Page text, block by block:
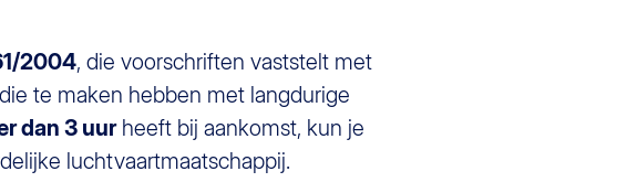
2004, die voorschriften vaststelt met
die te maken hebben met langdurige
dan 3 uurheeft bij aankomst, kun je
luchtvaartmaatschappij.